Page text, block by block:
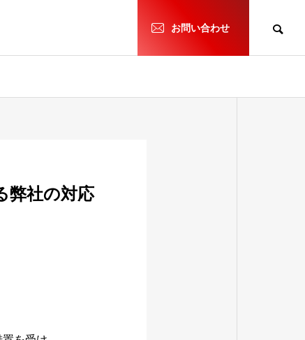
お問い合わせ
弊社の対応